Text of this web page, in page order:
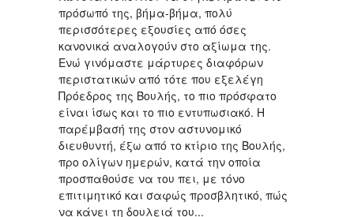
πρόσωπό της, βήμα-βήμα, πολύ
περισσότερες εξουσίες από όσες
κανονικά αναλογούν στο αξίωμα της.
Ενώ γινόμαστε μάρτυρες διαφόρων
περιστατικών από τότε που εξελέγη
Πρόεδρος της Βουλής, το πιο πρόσφατο
είναι ίσως και το πιο εντυπωσιακό. Η
παρέμβασή της στον αστυνομικό
διευθυντή, έξω από το κτίριο της Βουλής,
προ ολίγων ημερών, κατά την οποία
προσπαθούσε να του πει, με τόνο
επιτιμητικό και σαφώς προσβλητικό, πώς
να κάνει τη δουλειά του...